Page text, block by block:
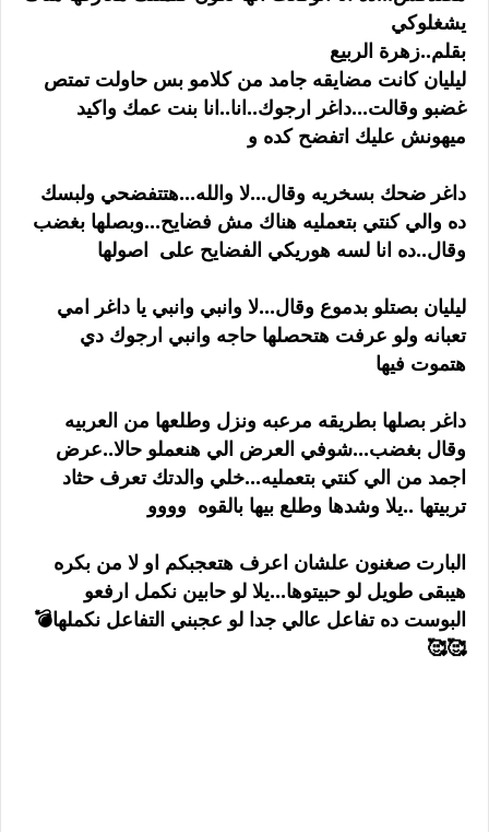
يشغلوكي
بقلم..زهرة الربيع
ليليان كانت مضايقه جامد من كلامو بس حاولت تمتص
غضبو وقالت...داغر ارجوك..انا..انا بنت عمك واكيد
ميهونش عليك اتفضح كده و
داغر ضحك بسخريه وقال...لا والله...هتتفضحي ولبسك
ده والي كنتي بتعمليه هناك مش فضايح...وبصلها بغضب
وقال..ده انا لسه هوريكي الفضايح على اصولها
ليليان بصتلو بدموع وقال...لا وانبي وانبي يا داغر امي
تعبانه ولو عرفت هتحصلها حاجه وانبي ارجوك دي
هتموت فيها
داغر بصلها بطريقه مرعبه ونزل وطلعها من العربيه
وقال بغضب...شوفي العرض الي هنعملو حالا..عرض
اجمد من الي كنتي بتعمليه...خلي والدتك تعرف حثاد
تربيتها ..يلا وشدها وطلع بيها بالقوه وووو
البارت صغنون علشان اعرف هتعجبكم او لا من بكره
هيبقى طويل لو حبيتوها...يلا لو حابين نكمل ارفعو
البوست ده تفاعل عالي جدا لو عجبني التفاعل نكملها💣
🥰🥰